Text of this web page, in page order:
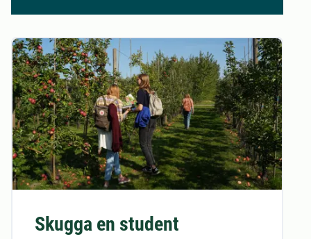
Skugga en student